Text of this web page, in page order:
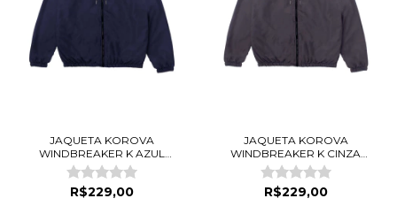
JAQUETA KOROVA
WINDBREAKER K AZUL
MARINH...
R$229,00
JAQUETA KOROVA
WINDBREAKER K CINZA
CHUMB...
R$229,00